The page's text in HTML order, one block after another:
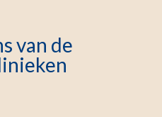
van de